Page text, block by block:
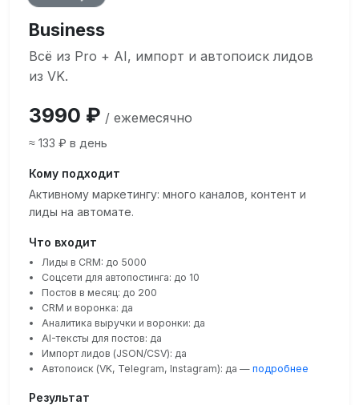
Business
Всё из Pro + AI, импорт и автопоиск лидов
из VK.
3990 ₽ / ежемесячно
≈ 133 ₽ в день
Кому подходит
Активному маркетингу: много каналов, контент и
лиды на автомате.
Что входит
Лиды в CRM: до 5000
Соцсети для автопостинга: до 10
Постов в месяц: до 200
CRM и воронка: да
Аналитика выручки и воронки: да
AI-тексты для постов: да
Импорт лидов (JSON/CSV): да
Автопоиск (VK, Telegram, Instagram): да — подробнее
Результат